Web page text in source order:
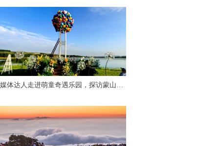
媒体达人走进萌童奇遇乐园，探访蒙山脚